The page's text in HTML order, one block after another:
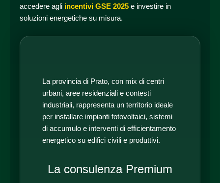
accedere agli incentivi GSE 2025 e investire in
soluzioni energetiche su misura.
La provincia di Prato, con mix di centri
urbani, aree residenziali e contesti
industriali, rappresenta un territorio ideale
per installare impianti fotovoltaici, sistemi
di accumulo e interventi di efficientamento
energetico su edifici civili e produttivi.
La consulenza Premium